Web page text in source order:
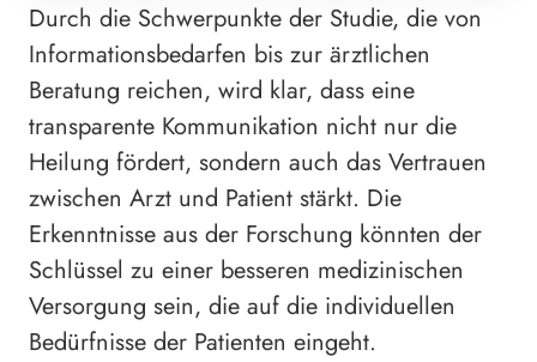
Durch die Schwerpunkte der Studie, die von
Informationsbedarfen bis zur ärztlichen
Beratung reichen, wird klar, dass eine
transparente Kommunikation nicht nur die
Heilung fördert, sondern auch das Vertrauen
zwischen Arzt und Patient stärkt. Die
Erkenntnisse aus der Forschung könnten der
Schlüssel zu einer besseren medizinischen
Versorgung sein, die auf die individuellen
Bedürfnisse der Patienten eingeht.